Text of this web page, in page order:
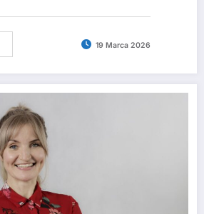
19 Marca 2026